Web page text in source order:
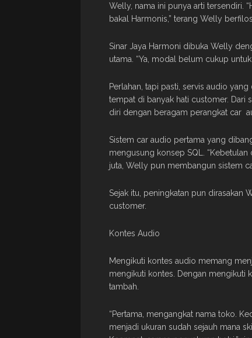
Welly, nama ini punya arti tersendiri.
bakal Harmonis,” terang Welly
Sinar Jaya Harmoni dibuka Welly
utama. “Ya, modal belum cukup
Perlahan, tapi pasti, servis audio
tempat di banyak hati customer. Dari
diri dengan beragam perangkat car
Sistem car audio pertama yang
mengusung konsep SQL. “Kebetulan
juta, Welly pun membangun sistem
Sejak itu, peningkatan pun dirasakan
customer.
Kontes Audio
Mengikuti kontes audio memang
mengikuti kontes. Dengan mengikuti
tambah.
“Pertama, mengangkat nama toko.
menjadi ukuran sudah sejauh mana